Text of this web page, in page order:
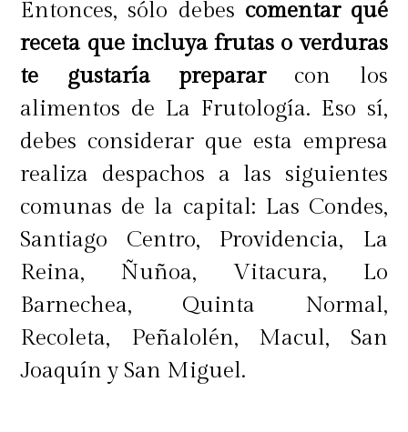
Entonces, sólo debes comentar qué
receta que incluya frutas o verduras
te gustaría prepararcon los
alimentos de La Frutología. Eso sí,
debes considerar que esta empresa
realiza despachos a las siguientes
comunas de la capital: Las Condes,
Santiago Centro, Providencia, La
Reina, Ñuñoa, Vitacura, Lo
Barnechea, Quinta Normal,
Recoleta, Peñalolén, Macul, San
Joaquín y San Miguel.